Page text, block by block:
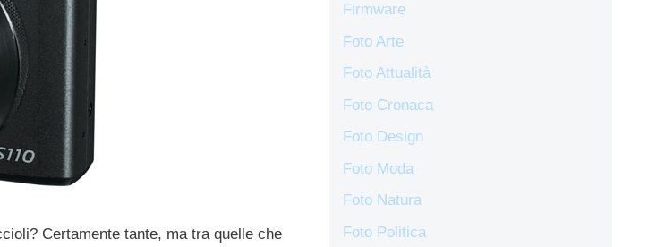
Certamente tante, ma tra quelle che
Firmware
Foto Arte
Foto Attualità
Foto Cronaca
Foto Design
Foto Moda
Foto Natura
Foto Politica